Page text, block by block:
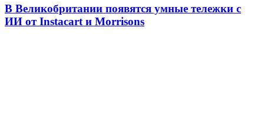
В Великобритании появятся умные тележки с
ИИ от Instacart и Morrisons